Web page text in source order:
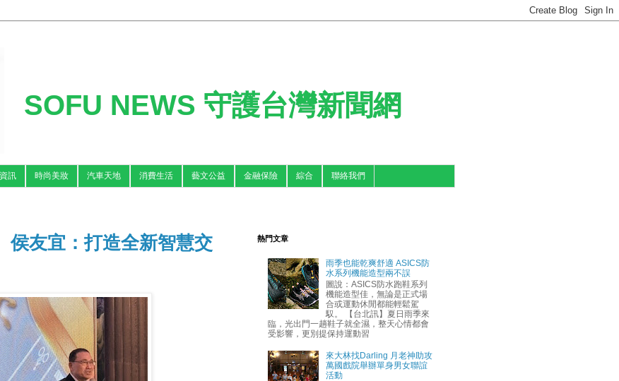
SOFU NEWS 守護台灣新聞網
訊 時尚美妝 汽車天地 消費生活 藝文公益 金融保險 綜合 聯絡我們
友宜：打造全新智慧交
熱門文章
雨季也能乾爽舒適 ASICS防
水系列機能造型兩不誤
圖說：ASICS防水跑鞋系列
機能造型佳，無論是正式場
合或運動休閒都能輕鬆駕
馭。 【台北訊】夏日雨季來
臨，光出門一趟鞋子就全濕，整天心情都會
受影響，更別提保持運動習
來大林找Darling 月老神助攻
萬國戲院舉辦單身男女聯誼
活動